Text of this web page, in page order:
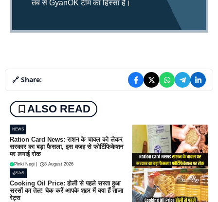
तब से GyanOK टीम का हिस्सा हैं।
🔗 Share:
ALSO READ
NEWS
Ration Card News: राशन के चावल को लेकर
सरकार का बड़ा फैसला, इस वजह से फोर्टिफिकेशन
पर लगाई रोक
Pinki Negi 8 August 2026
यूटिलिटी
Cooking Oil Price: होली से पहले सस्ता हुआ
सरसों का तेल! चेक करें आपके शहर में क्या हैं ताजा
रेट्स